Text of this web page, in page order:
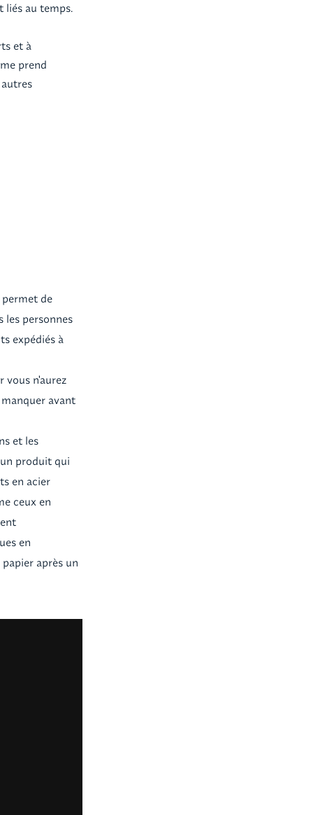
liés au temps.
et à
prend
de
personnes
expédiés à
vous n'aurez
avant
et les
produit qui
en acier
ceux en
en
après un